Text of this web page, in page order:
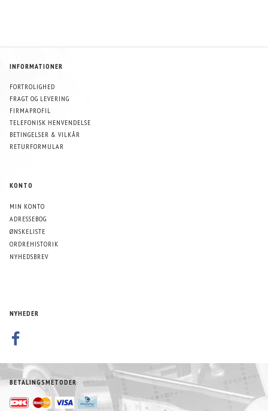
INFORMATIONER
FORTROLIGHED
FRAGT OG LEVERING
FIRMAPROFIL
TELEFONISK HENVENDELSE
BETINGELSER & VILKÅR
RETURFORMULAR
KONTO
MIN KONTO
ADRESSEBOG
ØNSKELISTE
ORDREHISTORIK
NYHEDSBREV
NYHEDER
BETALINGSMETODER